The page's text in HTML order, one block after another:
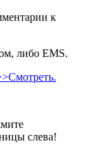
к
либо EMS.
слева!